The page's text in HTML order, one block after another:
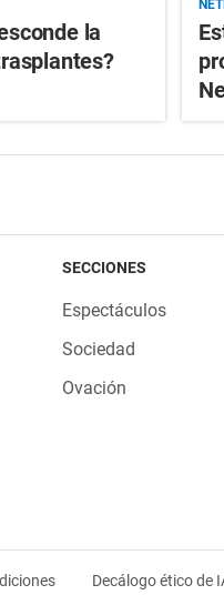
la
SECCIONES
Espectáculos
Sociedad
Ovación
Decálogo ético de